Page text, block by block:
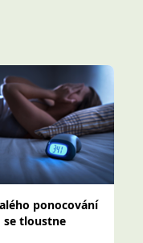
ponocování
se tloustne